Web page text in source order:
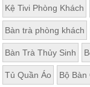
Kệ Tivi Phòng Khách
Bàn trà phòng khách
Bàn Trà Thủy Sinh
Tủ Quần Áo Bộ Bàn